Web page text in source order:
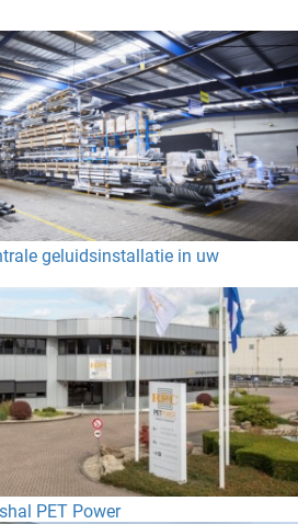
geluidsinstallatie in uw
PET Power